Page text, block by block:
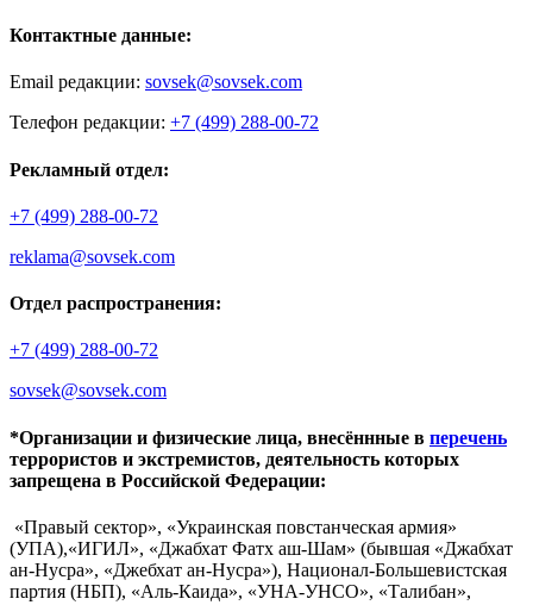
Контактные данные:
Email редакции: sovsek@sovsek.com
Телефон редакции: +7 (499) 288-00-72
Рекламный отдел:
+7 (499) 288-00-72
reklama@sovsek.com
Отдел распространения:
+7 (499) 288-00-72
sovsek@sovsek.com
*Организации и физические лица, внесённные в перечень
террористов и экстремистов, деятельность которых
запрещена в Российской Федерации:
«Правый сектор», «Украинская повстанческая армия»
(УПА),«ИГИЛ», «Джабхат Фатх аш-Шам» (бывшая «Джабхат
ан-Нусра», «Джебхат ан-Нусра»), Национал-Большевистская
партия (НБП), «Аль-Каида», «УНА-УНСО», «Талибан»,